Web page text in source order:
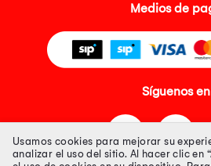
Medios de
Síguenos en
Usamos cookies para mejorar su
analizar el uso del sitio. Al hacer clic en